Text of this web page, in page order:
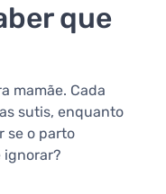
que
mamãe. Cada
sutis, enquanto
se o parto
ignorar?